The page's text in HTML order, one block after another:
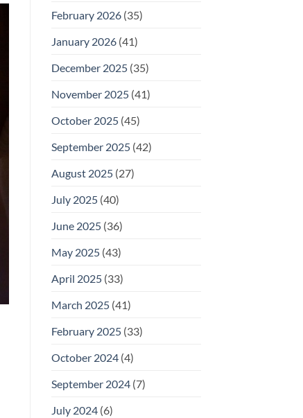
February 2026(35)
January 2026(41)
December 2025(35)
November 2025(41)
October 2025(45)
September 2025(42)
August 2025(27)
July 2025(40)
June 2025(36)
May 2025(43)
April 2025(33)
March 2025(41)
February 2025(33)
October 2024(4)
September 2024(7)
July 2024(6)